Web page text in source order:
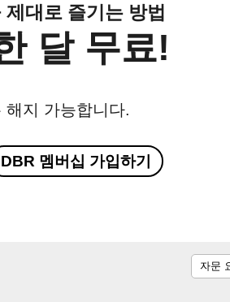
대로 즐기는 방법
달 무료!
해지 가능합니다.
DBR 멤버십 가입하기
자문